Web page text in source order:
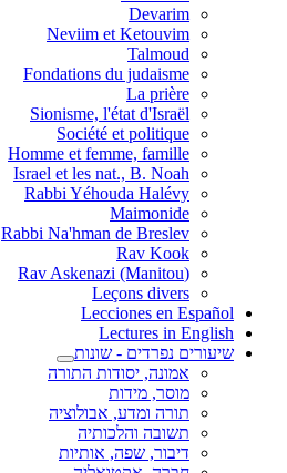
Devarim
Neviim et Ketouvim
Talmoud
Fondations du judaisme
La prière
Sionisme, l'état d'Israël
Société et politique
Homme et femme, famille
Israel et les nat., B. Noah
Rabbi Yéhouda Halévy
Maimonide
Rabbi Na'hman de Breslev
Rav Kook
(Rav Askenazi (Manitou
Leçons divers
Lecciones en Español
Lectures in English
שיעורים נפרדים - שונות
אמונה, יסודות התורה
מוסר, מידות
תורה ומדע, אבולוציה
תשובה והלכותיה
דיבור, שפה, אותיות